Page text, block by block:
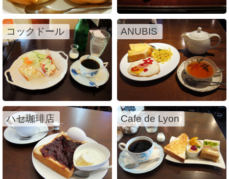
コックドール ANUBIS
ハセ珈琲店 Cafe de Lyon